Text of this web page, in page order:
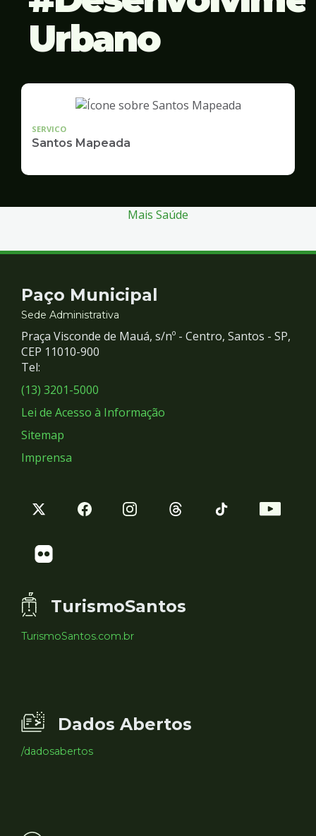
Urbano
SERVICO
Santos Mapeada
Mais Saúde
Contato
e
Redes
Sociais
Paço Municipal
Sede Administrativa
Praça Visconde de Mauá, s/nº - Centro, Santos - SP,
CEP 11010-900
Tel:
(13) 3201-5000
Lei de Acesso à Informação
Sitemap
Imprensa
TurismoSantos
TurismoSantos.com.br
Dados Abertos
/dadosabertos